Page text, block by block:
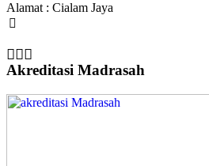
Alamat : Cialam Jaya
Akreditasi Madrasah